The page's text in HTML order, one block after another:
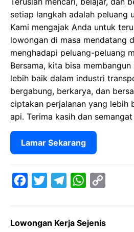
setiap langkah adalah peluang
Kami mengajak Anda untuk
lowongan di masa mendatang
menghadapi peluang-peluang
Bersama, kita bisa
lebih baik dalam industri
bergabung, berkarya, dan
ciptakan perjalanan yang lebih
api. Terima kasih dan semangat
Lamar Sekarang
e
t
e
W
t
y
Lowongan Kerja Sejenis